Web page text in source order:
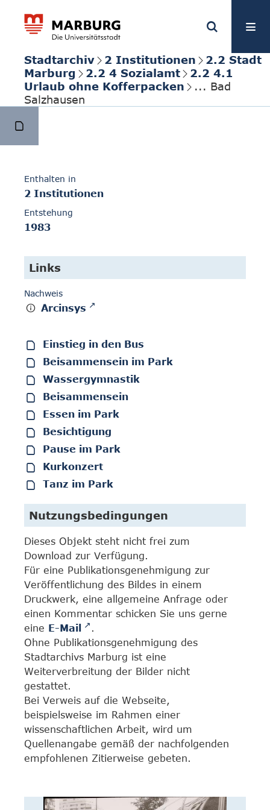
Stadtarchiv 2 Institutionen
2.2 Stadt
Marburg
2.2 4 Sozialamt
2.2 4.1
Urlaub ohne Kofferpacken
... Bad
Salzhausen
Enthalten in
2 Institutionen
Entstehung
1983
Links
Nachweis
Arcinsys
Einstieg in den Bus
Beisammensein im Park
Wassergymnastik
Beisammensein
Essen im Park
Besichtigung
Pause im Park
Kurkonzert
Tanz im Park
Nutzungsbedingungen
Dieses Objekt steht nicht frei zum
Download zur Verfügung.
Für eine Publikationsgenehmigung zur
Veröffentlichung des Bildes in einem
Druckwerk, eine allgemeine Anfrage oder
einen Kommentar schicken Sie uns gerne
eine E-Mail
.
Ohne Publikationsgenehmigung des
Stadtarchivs Marburg ist eine
Weiterverbreitung der Bilder nicht
gestattet.
Bei Verweis auf die Webseite,
beispielsweise im Rahmen einer
wissenschaftlichen Arbeit, wird um
Quellenangabe gemäß der nachfolgenden
empfohlenen Zitierweise gebeten.